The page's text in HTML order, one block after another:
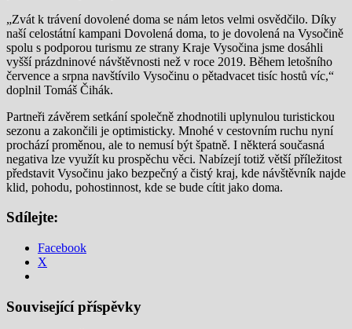
„Zvát k trávení dovolené doma se nám letos velmi osvědčilo. Díky
naší celostátní kampani Dovolená doma, to je dovolená na Vysočině
spolu s podporou turismu ze strany Kraje Vysočina jsme dosáhli
vyšší prázdninové návštěvnosti než v roce 2019. Během letošního
července a srpna navštívilo Vysočinu o pětadvacet tisíc hostů víc,“
doplnil Tomáš Čihák.
Partneři závěrem setkání společně zhodnotili uplynulou turistickou
sezonu a zakončili je optimisticky. Mnohé v cestovním ruchu nyní
prochází proměnou, ale to nemusí být špatně. I některá současná
negativa lze využít ku prospěchu věci. Nabízejí totiž větší příležitost
představit Vysočinu jako bezpečný a čistý kraj, kde návštěvník najde
klid, pohodu, pohostinnost, kde se bude cítit jako doma.
Sdílejte:
Facebook
X
Související příspěvky